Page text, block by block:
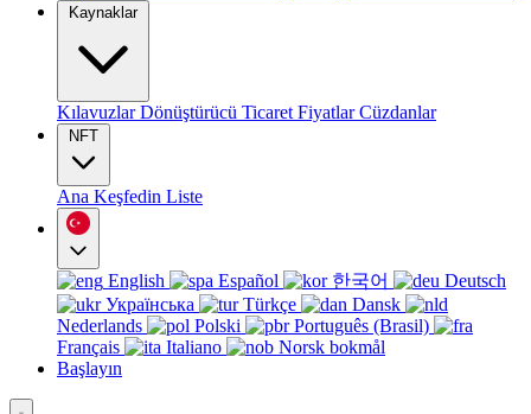
Kaynaklar
KılavuzlarDönüştürücü Ticaret FiyatlarCüzdanlar
NFT
Ana Keşfedin Liste
English Español 한국어
Deutsch
Українська
Türkçe
Dansk
Nederlands
Polski
Português (Brasil)
Français
Italiano
Norsk bokmål
Başlayın